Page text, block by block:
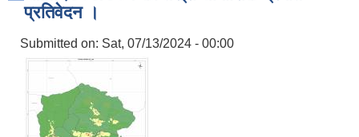
प्रतिवेदन ।
Submitted on: Sat, 07/13/2024 - 00:00